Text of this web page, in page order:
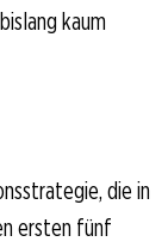
kaum
die in
ersten fünf